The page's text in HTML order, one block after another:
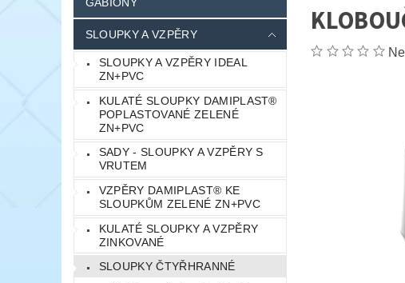
GABIONY
SLOUPKY A VZPĚRY
SLOUPKY A VZPĚRY IDEAL
ZN+PVC
KULATÉ SLOUPKY DAMIPLAST®
POPLASTOVANÉ ZELENÉ
ZN+PVC
SADY - SLOUPKY A VZPĚRY S
VRUTEM
VZPĚRY DAMIPLAST® KE
SLOUPKŮM ZELENÉ ZN+PVC
KULATÉ SLOUPKY A VZPĚRY
ZINKOVANÉ
SLOUPKY ČTYŘHRANNÉ